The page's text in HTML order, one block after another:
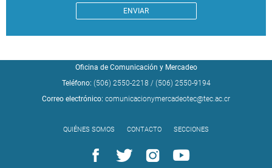
Oficina de Comunicación y Mercadeo
Teléfono: (506) 2550-2218 / (506) 2550-9194
Correo electrónico: comunicacionymercadeotec@tec.ac.cr
QUIÉNES SOMOS CONTACTO SECCIONES